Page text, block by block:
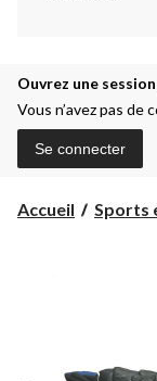
Ouvrez une
Vous n’avez pas de
Se connecter
Accueil Sports